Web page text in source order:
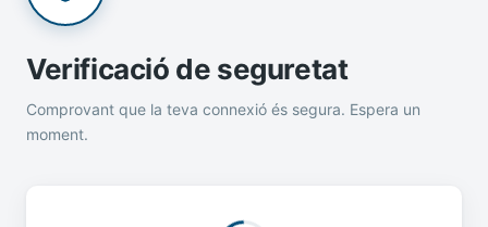
Verificació de seguretat
Comprovant que la teva connexió és segura. Espera un
moment.